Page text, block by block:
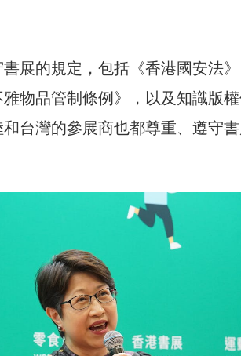
展的規定，包括《香港國安法
物品管制條例》，以及知識版權
台灣的參展商也都尊重、遵守